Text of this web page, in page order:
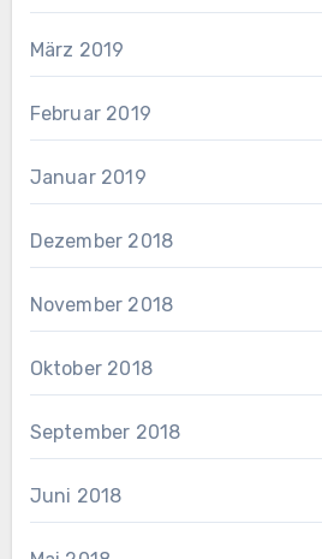
März 2019
Februar 2019
Januar 2019
Dezember 2018
November 2018
Oktober 2018
September 2018
Juni 2018